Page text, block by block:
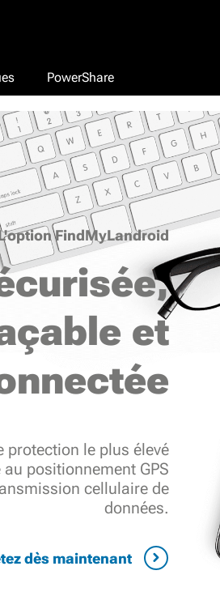
PowerShare
FindMyLandroid
et
protection le plus élevé
positionnement GPS
cellulaire de
données.
dès maintenant